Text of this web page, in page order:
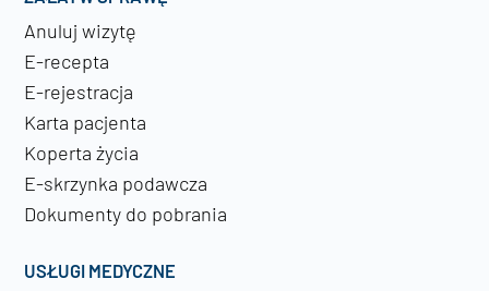
Anuluj wizytę
E-recepta
E-rejestracja
Karta pacjenta
Koperta życia
E-skrzynka podawcza
Dokumenty do pobrania
USŁUGI MEDYCZNE